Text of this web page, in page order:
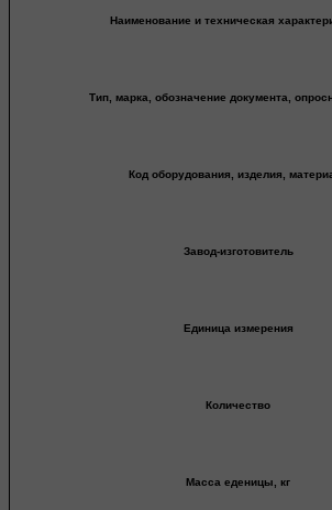
Наименование и техническая
Тип, марка, обозначение документа,
Код оборудования, изделия,
Завод-изготовитель
Единица измерения
Количество
Масса еденицы, кг